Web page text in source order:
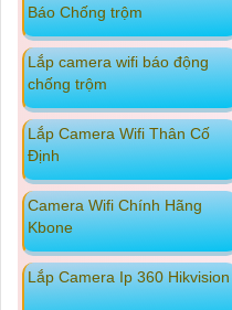
Báo Chống trộm
Lắp camera wifi báo động
chống trộm
Lắp Camera Wifi Thân Cố
Định
Camera Wifi Chính Hãng
Kbone
Lắp Camera Ip 360 Hikvision